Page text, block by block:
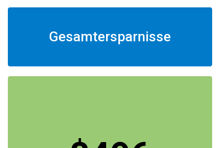
Gesamtersparnisse